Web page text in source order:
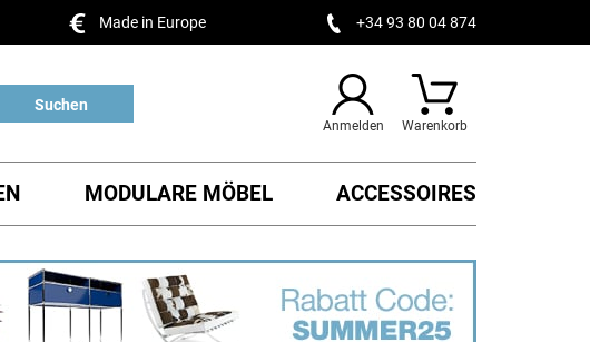
Made in Europe +34 93 80 04 874
Suchen
Anmelden Warenkorb
MODULARE MÖBEL ACCESSOIRES